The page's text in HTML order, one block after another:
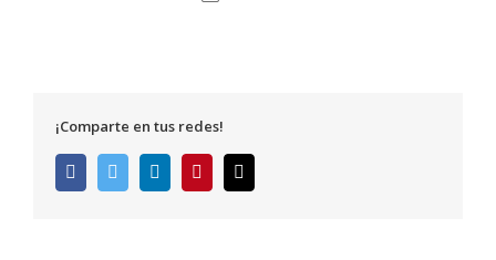
¡Comparte en tus redes!
FacebookTwitter LinkedInPinterest
electrónico